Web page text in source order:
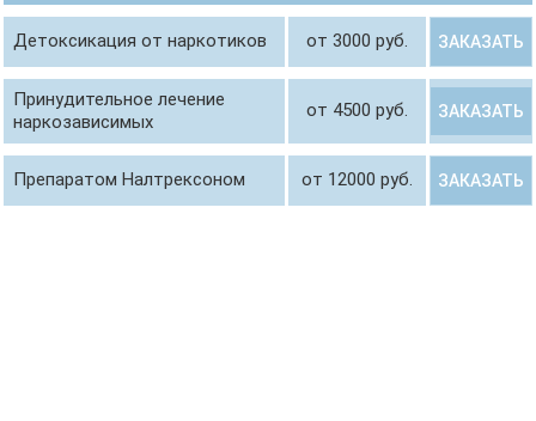
Детоксикация от наркотиков от 3000 руб. ЗАКАЗАТЬ
Принудительное лечение
наркозависимых
от 4500 руб. ЗАКАЗАТЬ
Препаратом Налтрексоном от 12000 руб. ЗАКАЗАТЬ